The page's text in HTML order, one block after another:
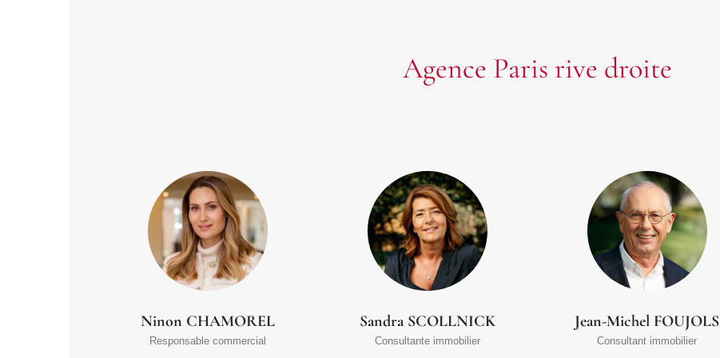
Agence Paris rive droite
Ninon CHAMOREL
Responsable commercial
Sandra SCOLLNICK
Consultante immobilier
Jean-Michel FOUJOLS
Consultant immobilier